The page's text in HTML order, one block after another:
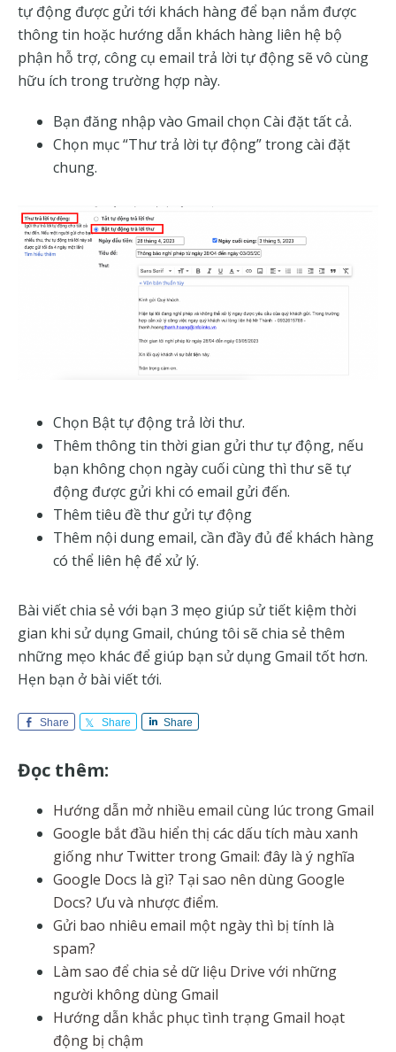
tự động được gửi tới khách hàng để bạn nắm được
thông tin hoặc hướng dẫn khách hàng liên hệ bộ
phận hỗ trợ, công cụ email trả lời tự động sẽ vô cùng
hữu ích trong trường hợp này.
Bạn đăng nhập vào Gmail chọn Cài đặt tất cả.
Chọn mục “Thư trả lời tự động” trong cài đặt
chung.
Chọn Bật tự động trả lời thư.
Thêm thông tin thời gian gửi thư tự động, nếu
bạn không chọn ngày cuối cùng thì thư sẽ tự
động được gửi khi có email gửi đến.
Thêm tiêu đề thư gửi tự động
Thêm nội dung email, cần đầy đủ để khách hàng
có thể liên hệ để xử lý.
Bài viết chia sẻ với bạn 3 mẹo giúp sử tiết kiệm thời
gian khi sử dụng Gmail, chúng tôi sẽ chia sẻ thêm
những mẹo khác để giúp bạn sử dụng Gmail tốt hơn.
Hẹn bạn ở bài viết tới.
Share Share Share
Đọc thêm:
Hướng dẫn mở nhiều email cùng lúc trong Gmail
Google bắt đầu hiển thị các dấu tích màu xanh
giống như Twitter trong Gmail: đây là ý nghĩa
Google Docs là gì? Tại sao nên dùng Google
Docs? Ưu và nhược điểm.
Gửi bao nhiêu email một ngày thì bị tính là
spam?
Làm sao để chia sẻ dữ liệu Drive với những
người không dùng Gmail
Hướng dẫn khắc phục tình trạng Gmail hoạt
động bị chậm